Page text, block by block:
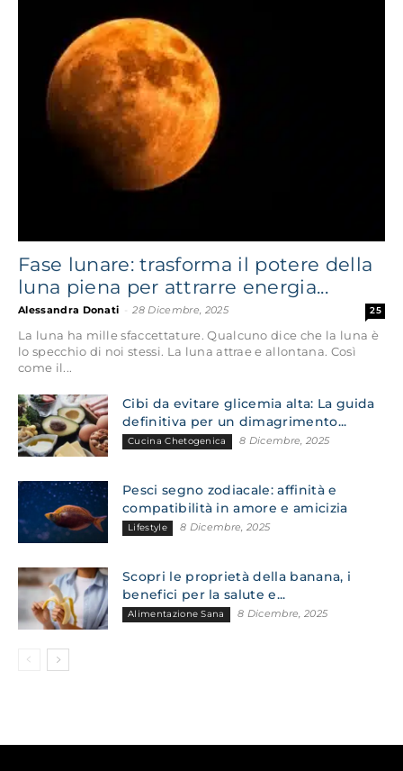
Fase lunare: trasforma il potere della
luna piena per attrarre energia...
Alessandra Donati 28 Dicembre, 2025 25
La luna ha mille sfaccettature. Qualcuno dice che la luna è
lo specchio di noi stessi. La luna attrae e allontana. Così
come il...
Cibi da evitare glicemia alta: La guida
definitiva per un dimagrimento...
Cucina Chetogenica 8 Dicembre, 2025
Pesci segno zodiacale: affinità e
compatibilità in amore e amicizia
Lifestyle 8 Dicembre, 2025
Scopri le proprietà della banana, i
benefici per la salute e...
Alimentazione Sana 8 Dicembre, 2025